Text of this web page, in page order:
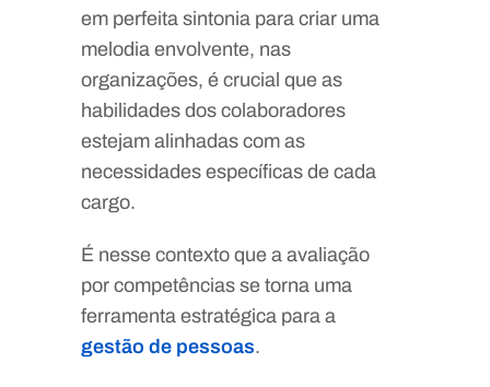
em perfeita sintonia para criar uma
melodia envolvente, nas
organizações, é crucial que as
habilidades dos colaboradores
estejam alinhadas com as
necessidades específicas de cada
cargo.
É nesse contexto que a avaliação
por competências se torna uma
ferramenta estratégica para a
gestão de pessoas.